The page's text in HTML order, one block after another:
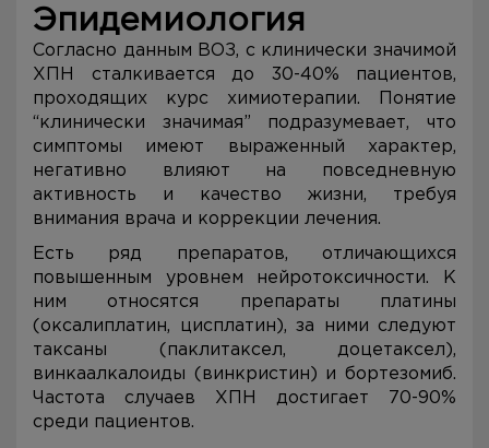
Эпидемиология
Согласно данным ВОЗ, с клинически значимой
ХПН сталкивается до 30-40% пациентов,
проходящих курс химиотерапии. Понятие
“клинически значимая” подразумевает, что
симптомы имеют выраженный характер,
негативно влияют на повседневную
активность и качество жизни, требуя
внимания врача и коррекции лечения.
Есть ряд препаратов, отличающихся
повышенным уровнем нейротоксичности. К
ним относятся препараты платины
(оксалиплатин, цисплатин), за ними следуют
таксаны (паклитаксел, доцетаксел),
винкаалкалоиды (винкристин) и бортезомиб.
Частота случаев ХПН достигает 70-90%
среди пациентов.